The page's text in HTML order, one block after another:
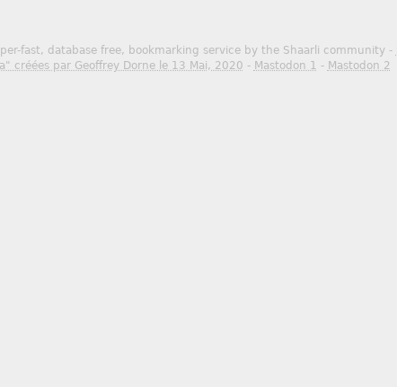
fast, database free, bookmarking service by the Shaarli community -
créées par Geoffrey Dorne le 13 Mai, 2020 - Mastodon 1 - Mastodon 2